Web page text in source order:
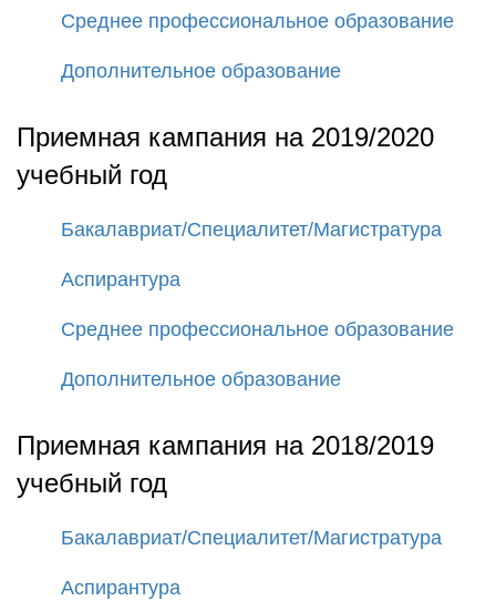
Среднее профессиональное образование
Дополнительное образование
Приемная кампания на 2019/2020
учебный год
Бакалавриат/Специалитет/Магистратура
Аспирантура
Среднее профессиональное образование
Дополнительное образование
Приемная кампания на 2018/2019
учебный год
Бакалавриат/Специалитет/Магистратура
Аспирантура